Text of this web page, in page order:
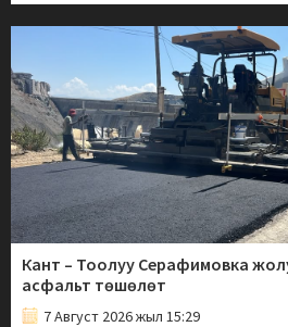
Кант – Тоолуу Серафимовка
асфальт төшөлөт
7 Август 2026 жыл 15:29